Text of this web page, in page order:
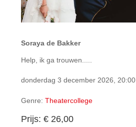
Soraya de Bakker
Help, ik ga trouwen.....
donderdag 3 december 2026, 20:00
Genre:Theatercollege
Prijs: € 26,00